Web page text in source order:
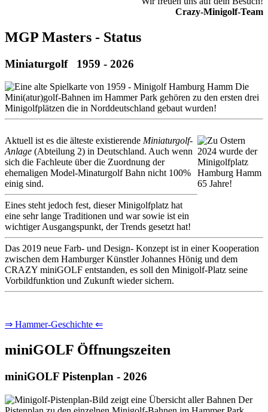
Crazy-Minigolf-Team
MGP Masters - Status
Miniaturgolf 1959 - 2026
Die
Mini(atur)golf-Bahnen im Hammer Park gehören zu den ersten drei
Minigolfplätzen die in Norddeutschland gebaut wurden!
Aktuell ist es die älteste existierende Miniaturgolf-
Anlage (Abteilung 2) in Deutschland. Auch wenn
sich die Fachleute über die Zuordnung der
ehemaligen Model-Minaturgolf Bahn nicht 100%
einig sind.
Eines steht jedoch fest, dieser Minigolfplatz hat
eine sehr lange Traditionen und war sowie ist ein
wichtiger Ausgangspunkt, der Trends gesetzt hat!
Das 2019 neue Farb- und Design- Konzept ist in einer Kooperation
zwischen dem Hamburger Künstler Johannes Hönig und dem
CRAZY miniGOLF entstanden, es soll den Minigolf-Platz seine
Vorbildfunktion und Zukunft wieder sichern.
⇒ Hammer-Geschichte ⇐
miniGOLF Öffnungszeiten
miniGOLF Pistenplan - 2026
Der